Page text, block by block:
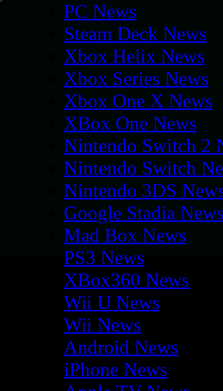
PC News
Steam Deck News
Xbox Helix News
Xbox Series News
Xbox One X News
XBox One News
Nintendo Switch 2
Nintendo Switch
Nintendo 3DS
Google Stadia
Mad Box News
PS3 News
XBox360 News
Wii U News
Wii News
Android News
iPhone News